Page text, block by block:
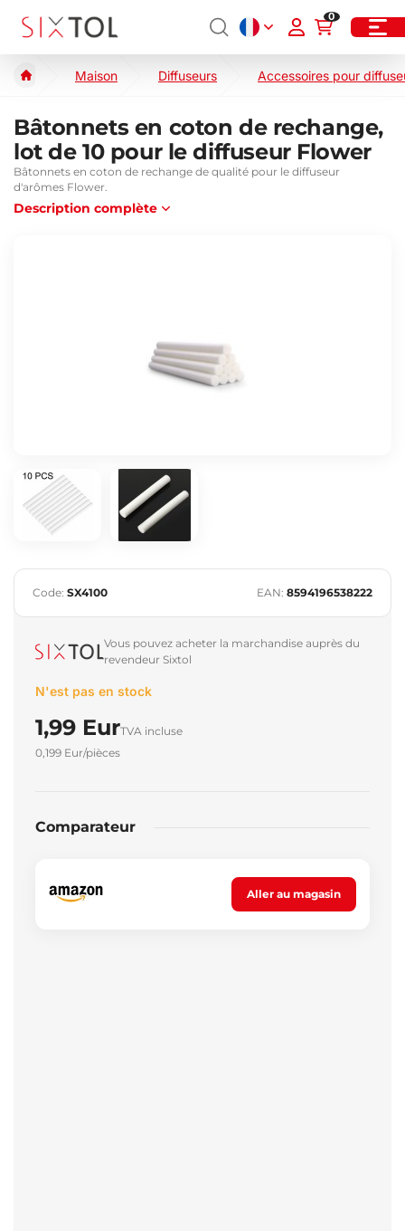
0
Maison Diffuseurs Accessoires pour
Bâtonnets en coton de rechange,
lot de 10 pour le diffuseur Flower
Bâtonnets en coton de rechange de qualité pour le diffuseur
d'arômes Flower.
Description complète
Code: SX4100 EAN: 8594196538222
Vous pouvez acheter la marchandise auprès du
revendeur Sixtol
N'est pas en stock
1,99 EurTVA incluse
0,199 Eur/pièces
Comparateur
Aller au magasin